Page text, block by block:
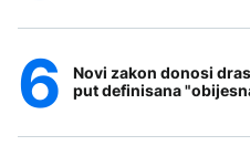
Novi zakon donosi
put definisana